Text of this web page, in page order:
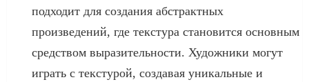
подходит для создания абстрактных
произведений, где текстура становится основным
средством выразительности. Художники могут
играть с текстурой, создавая уникальные и